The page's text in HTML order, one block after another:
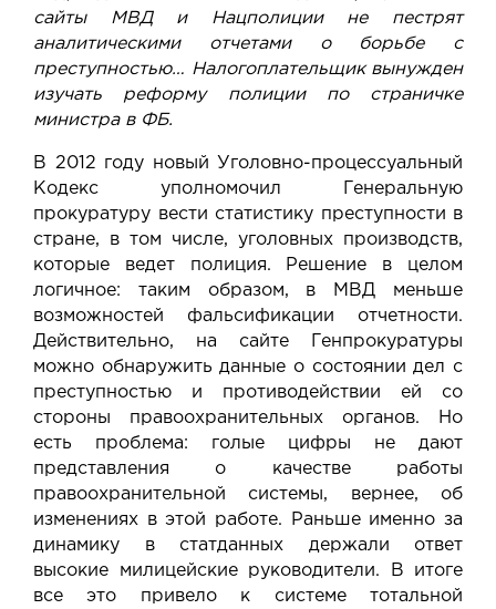
сайты МВД и Нацполиции не пестрят
аналитическими отчетами о борьбе с
преступностью… Налогоплательщик вынужден
изучать реформу полиции по страничке
министра в ФБ.
В 2012 году новый Уголовно-процессуальный
Кодекс уполномочил Генеральную
прокуратуру вести статистику преступности в
стране, в том числе, уголовных производств,
которые ведет полиция. Решение в целом
логичное: таким образом, в МВД меньше
возможностей фальсификации отчетности.
Действительно, на сайте Генпрокуратуры
можно обнаружить данные о состоянии дел с
преступностью и противодействии ей со
стороны правоохранительных органов. Но
есть проблема: голые цифры не дают
представления о качестве работы
правоохранительной системы, вернее, об
изменениях в этой работе. Раньше именно за
динамику в статданных держали ответ
высокие милицейские руководители. В итоге
все это привело к системе тотальной